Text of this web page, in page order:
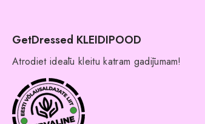
GetDressed KLEIDIPOOD
Atrodiet ideālu kleitu katram gadījumam!